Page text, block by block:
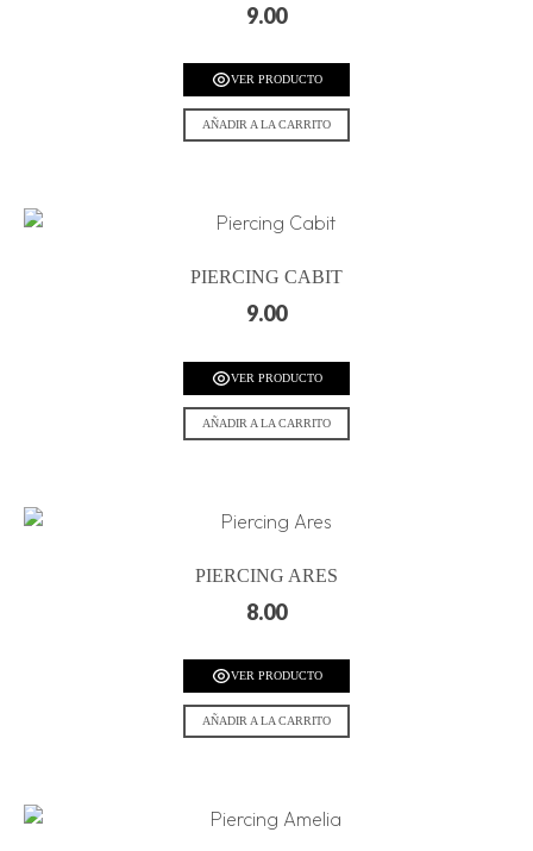
9.00
VER PRODUCTO
AÑADIR A LA CARRITO
PIERCING CABIT
9.00
VER PRODUCTO
AÑADIR A LA CARRITO
PIERCING ARES
8.00
VER PRODUCTO
AÑADIR A LA CARRITO